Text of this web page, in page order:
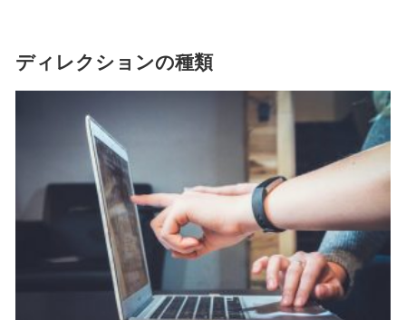
ディレクションの種類